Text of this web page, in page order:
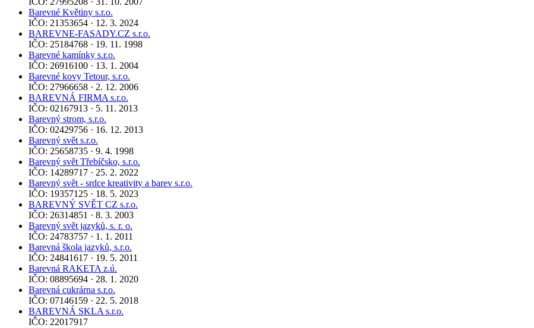
Barevné Květiny s.r.o.
IČO: 21353654 · 12. 3. 2024
BAREVNE-FASADY.CZ s.r.o.
IČO: 25184768 · 19. 11. 1998
Barevné kamínky s.r.o.
IČO: 26916100 · 13. 1. 2004
Barevné kovy Tetour, s.r.o.
IČO: 27966658 · 2. 12. 2006
BAREVNÁ FIRMA s.r.o.
IČO: 02167913 · 5. 11. 2013
Barevný strom, s.r.o.
IČO: 02429756 · 16. 12. 2013
Barevný svět s.r.o.
IČO: 25658735 · 9. 4. 1998
Barevný svět Třebíčsko, s.r.o.
IČO: 14289717 · 25. 2. 2022
Barevný svět - srdce kreativity a barev s.r.o.
IČO: 19357125 · 18. 5. 2023
BAREVNÝ SVĚT CZ s.r.o.
IČO: 26314851 · 8. 3. 2003
Barevný svět jazyků, s. r. o.
IČO: 24783757 · 1. 1. 2011
Barevná škola jazyků, s.r.o.
IČO: 24841617 · 19. 5. 2011
Barevná RAKETA z.ú.
IČO: 08895694 · 28. 1. 2020
Barevná cukrárna s.r.o.
IČO: 07146159 · 22. 5. 2018
BAREVNÁ SKLA s.r.o.
IČO: 22017917